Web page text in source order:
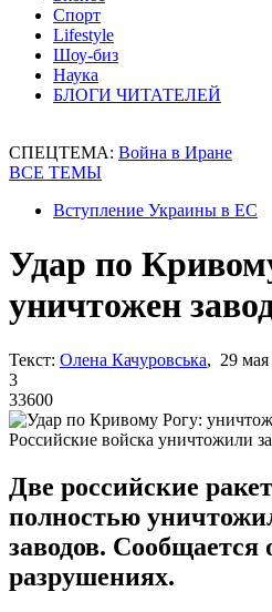
Спорт
Lifestyle
Шоу-биз
Наука
БЛОГИ ЧИТАТЕЛЕЙ
СПЕЦТЕМА: Война в Иране
ВСЕ ТЕМЫ
Вступление Украины в ЕС
Удар по
уничтожен
Текст: Олена Качуровська, 29 мая
3
33600
Российские войска уничтожили
Две российские
полностью
заводов. Сообщается
разрушениях.